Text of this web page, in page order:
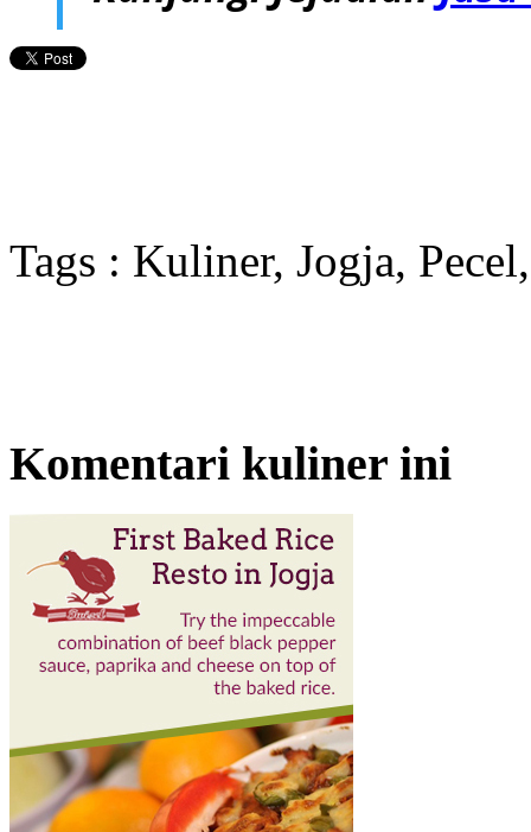
Tags : Kuliner, Jogja,
Komentari kuliner ini